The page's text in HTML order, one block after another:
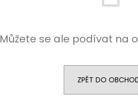
Můžete se ale podívat na
ZPĚT DO